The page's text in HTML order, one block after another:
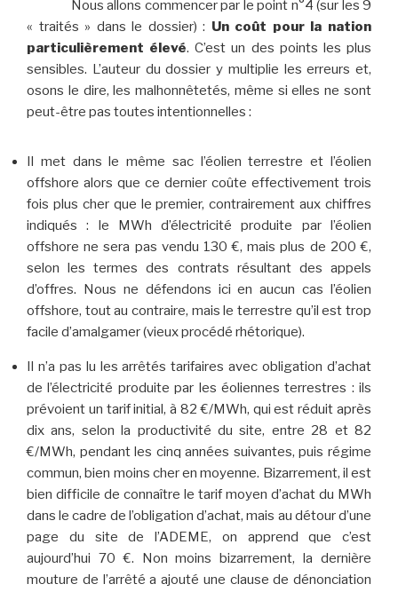
Nous allons commencer par le point n°4 (sur les 9
« traités » dans le dossier) : Un coût pour la nation
particulièrement élevé. C’est un des points les plus
sensibles. L’auteur du dossier y multiplie les erreurs et,
osons le dire, les malhonnêtetés, même si elles ne sont
peut-être pas toutes intentionnelles :
Il met dans le même sac l’éolien terrestre et l’éolien
offshore alors que ce dernier coûte effectivement trois
fois plus cher que le premier, contrairement aux chiffres
indiqués : le MWh d’électricité produite par l’éolien
offshore ne sera pas vendu 130 €, mais plus de 200 €,
selon les termes des contrats résultant des appels
d’offres. Nous ne défendons ici en aucun cas l’éolien
offshore, tout au contraire, mais le terrestre qu’il est trop
facile d’amalgamer (vieux procédé rhétorique).
Il n’a pas lu les arrêtés tarifaires avec obligation d’achat
de l’électricité produite par les éoliennes terrestres : ils
prévoient un tarif initial, à 82 €/MWh, qui est réduit après
dix ans, selon la productivité du site, entre 28 et 82
€/MWh, pendant les cinq années suivantes, puis régime
commun, bien moins cher en moyenne. Bizarrement, il est
bien difficile de connaître le tarif moyen d’achat du MWh
dans le cadre de l’obligation d’achat, mais au détour d’une
page du site de l’ADEME, on apprend que c’est
aujourd’hui 70 €. Non moins bizarrement, la dernière
mouture de l’arrêté a ajouté une clause de dénonciation